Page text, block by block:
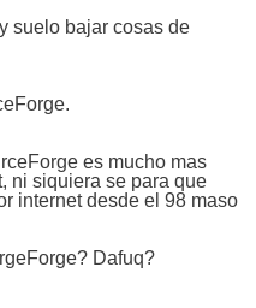
suelo bajar cosas de
es mucho mas
ni siquiera se para que
internet desde el 98 maso
Dafuq?